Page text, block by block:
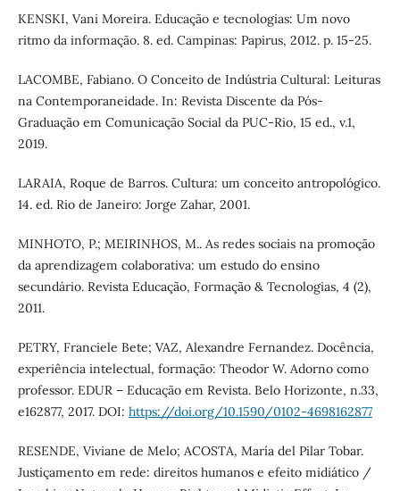
KENSKI, Vani Moreira. Educação e tecnologias: Um novo
ritmo da informação. 8. ed. Campinas: Papirus, 2012. p. 15-25.
LACOMBE, Fabiano. O Conceito de Indústria Cultural: Leituras
na Contemporaneidade. In: Revista Discente da Pós-
Graduação em Comunicação Social da PUC-Rio, 15 ed., v.1,
2019.
LARAIA, Roque de Barros. Cultura: um conceito antropológico.
14. ed. Rio de Janeiro: Jorge Zahar, 2001.
MINHOTO, P.; MEIRINHOS, M.. As redes sociais na promoção
da aprendizagem colaborativa: um estudo do ensino
secundário. Revista Educação, Formação & Tecnologias, 4 (2),
2011.
PETRY, Franciele Bete; VAZ, Alexandre Fernandez. Docência,
experiência intelectual, formação: Theodor W. Adorno como
professor. EDUR – Educação em Revista. Belo Horizonte, n.33,
e162877, 2017. DOI: https://doi.org/10.1590/0102-4698162877
RESENDE, Viviane de Melo; ACOSTA, María del Pilar Tobar.
Justiçamento em rede: direitos humanos e efeito midiático /